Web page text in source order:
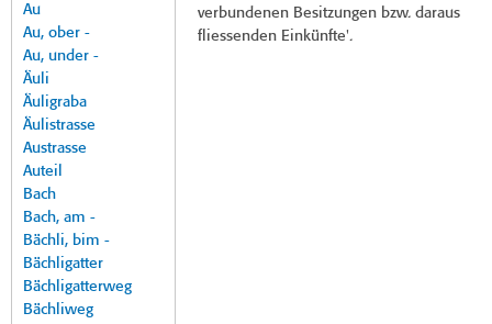
Au
Au, ober -
Au, under -
Äuli
Äuligraba
Äulistrasse
Austrasse
Auteil
Bach
Bach, am -
Bächli, bim -
Bächligatter
Bächligatterweg
Bächliweg
verbundenen Besitzungen bzw. daraus
fliessenden Einkünfte'.